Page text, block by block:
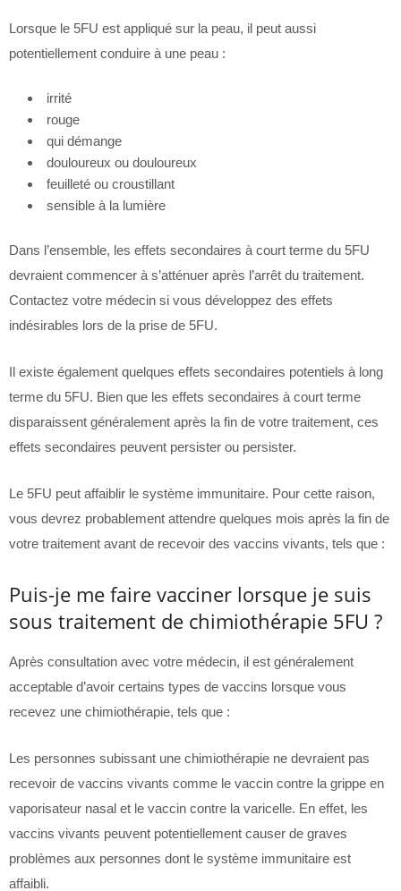
Lorsque le 5FU est appliqué sur la peau, il peut aussi
potentiellement conduire à une peau :
irrité
rouge
qui démange
douloureux ou douloureux
feuilleté ou croustillant
sensible à la lumière
Dans l’ensemble, les effets secondaires à court terme du 5FU
devraient commencer à s’atténuer après l’arrêt du traitement.
Contactez votre médecin si vous développez des effets
indésirables lors de la prise de 5FU.
Il existe également quelques effets secondaires potentiels à long
terme du 5FU. Bien que les effets secondaires à court terme
disparaissent généralement après la fin de votre traitement, ces
effets secondaires peuvent persister ou persister.
Le 5FU peut affaiblir le système immunitaire. Pour cette raison,
vous devrez probablement attendre quelques mois après la fin de
votre traitement avant de recevoir des vaccins vivants, tels que :
Puis-je me faire vacciner lorsque je suis
sous traitement de chimiothérapie 5FU ?
Après consultation avec votre médecin, il est généralement
acceptable d’avoir certains types de vaccins lorsque vous
recevez une chimiothérapie, tels que :
Les personnes subissant une chimiothérapie ne devraient pas
recevoir de vaccins vivants comme le vaccin contre la grippe en
vaporisateur nasal et le vaccin contre la varicelle. En effet, les
vaccins vivants peuvent potentiellement causer de graves
problèmes aux personnes dont le système immunitaire est
affaibli.